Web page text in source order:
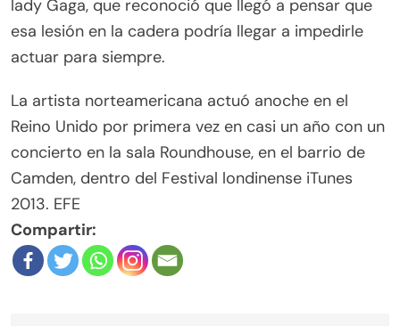
lady Gaga, que reconoció que llegó a pensar que
esa lesión en la cadera podría llegar a impedirle
actuar para siempre.
La artista norteamericana actuó anoche en el
Reino Unido por primera vez en casi un año con un
concierto en la sala Roundhouse, en el barrio de
Camden, dentro del Festival londinense iTunes
2013. EFE
Compartir: